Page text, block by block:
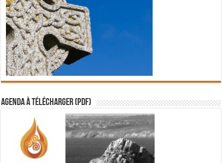
Agenda à télécharger (PDF)